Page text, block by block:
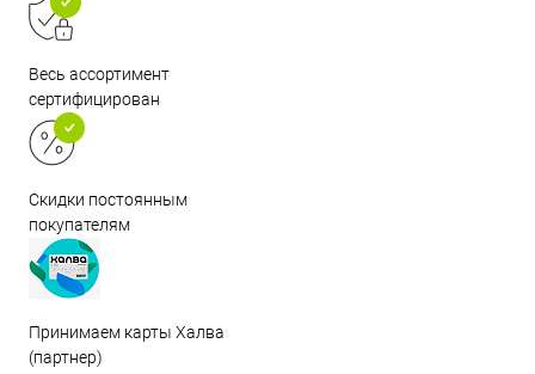
Весь ассортимент
сертифицирован
Скидки постоянным
покупателям
Принимаем карты Халва
(партнер)